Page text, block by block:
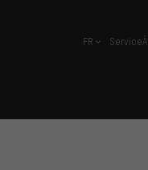
français
FR Service